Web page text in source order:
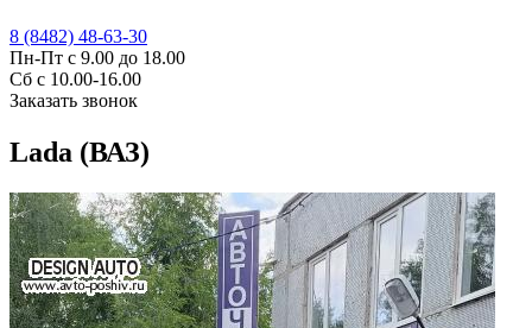
8 (8482) 48-63-30
Пн-Пт с 9.00 до 18.00
Сб с 10.00-16.00
Заказать звонок
Lada (ВАЗ)